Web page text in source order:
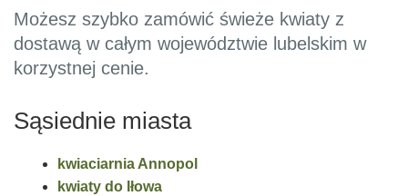
Możesz szybko zamówić świeże kwiaty z
dostawą w całym województwie lubelskim w
korzystnej cenie.
Sąsiednie miasta
kwiaciarnia Annopol
kwiaty do Iłowa